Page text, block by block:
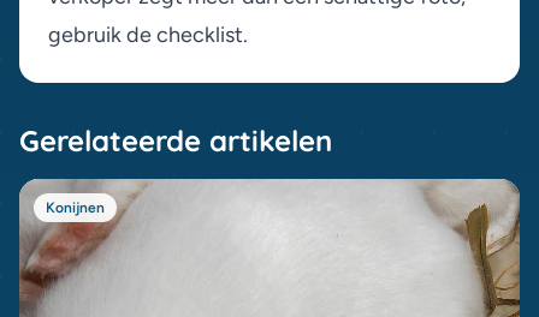
gebruik dechecklist.
Gerelateerde artikelen
Konijnen